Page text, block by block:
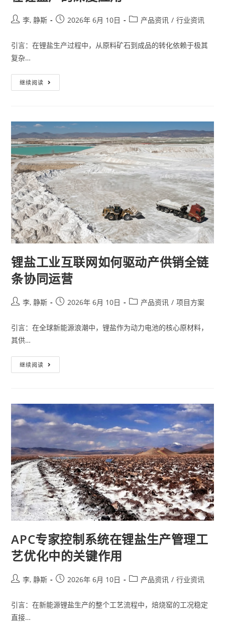
李, 静斯 2026年 6月 10日 产品资讯 / 行业资讯
引言：在锂盐生产过程中，从原料矿石到成品的转化依赖于极其
复杂…
继续阅读
锂盐工业互联网如何驱动产供销全链
条协同运营
李, 静斯 2026年 6月 10日 产品资讯 / 项目方案
引言：在全球新能源浪潮中，锂盐作为动力电池的核心原材料，
其供…
继续阅读
APC专家控制系统在锂盐生产管理工
艺优化中的关键作用
李, 静斯 2026年 6月 10日 产品资讯 / 行业资讯
引言：在新能源锂盐生产的整个工艺流程中，焙烧窑的工况稳定
直接…